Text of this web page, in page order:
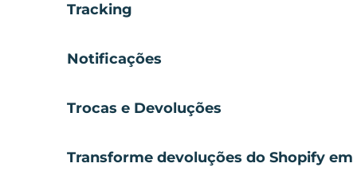
Tracking
Notificações
Trocas e Devoluções
Transforme devoluções do Shopify